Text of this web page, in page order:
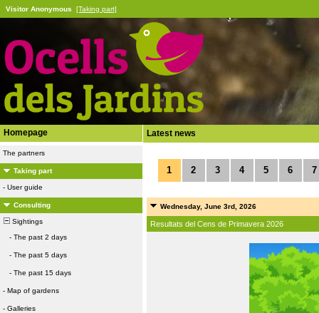
Visitor Anonymous [Taking part]
Homepage
The partners
Taking part
- User guide
Consulting
Sightings
- The past 2 days
- The past 5 days
- The past 15 days
- Map of gardens
- Galleries
Latest news
1 2 3 4 5 6 7
Wednesday, June 3rd, 2026
Resultats del Cens de Primavera 2026